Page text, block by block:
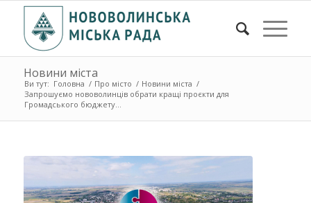
Новини міста
Ви тут: Головна / Про місто / Новини міста /
Запрошуємо нововолинців обрати кращі проєкти для
Громадського бюджету...